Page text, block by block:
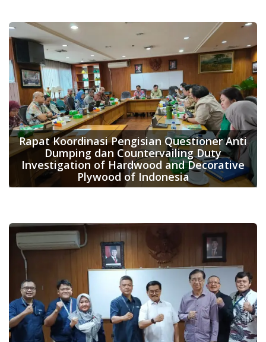
Rapat Koordinasi Pengisian Questioner Anti
Dumping dan Countervailing Duty
Investigation of Hardwood and Decorative
Plywood of Indonesia